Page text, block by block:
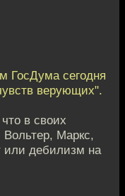
ГосДума сегодня
верующих".
в своих
Маркс,
или дебилизм на